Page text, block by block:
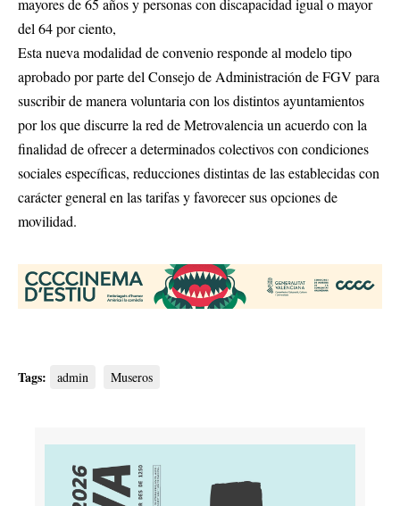
mayores de 65 años y personas con discapacidad igual o mayor
del 64 por ciento,
Esta nueva modalidad de convenio responde al modelo tipo
aprobado por parte del Consejo de Administración de FGV para
suscribir de manera voluntaria con los distintos ayuntamientos
por los que discurre la red de Metrovalencia un acuerdo con la
finalidad de ofrecer a determinados colectivos con condiciones
sociales específicas, reducciones distintas de las establecidas con
carácter general en las tarifas y favorecer sus opciones de
movilidad.
Tags: admin Museros